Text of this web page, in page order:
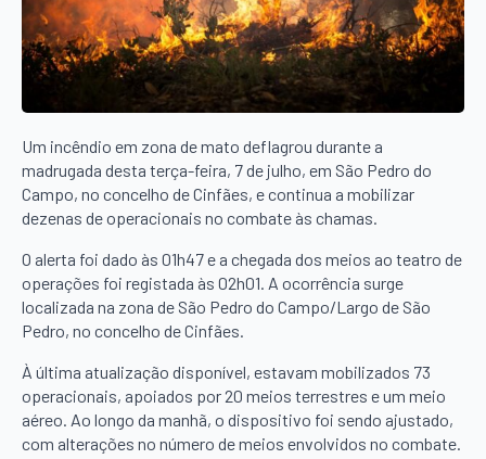
Um incêndio em zona de mato deflagrou durante a
madrugada desta terça-feira, 7 de julho, em São Pedro do
Campo, no concelho de Cinfães, e continua a mobilizar
dezenas de operacionais no combate às chamas.
O alerta foi dado às 01h47 e a chegada dos meios ao teatro de
operações foi registada às 02h01. A ocorrência surge
localizada na zona de São Pedro do Campo/Largo de São
Pedro, no concelho de Cinfães.
À última atualização disponível, estavam mobilizados 73
operacionais, apoiados por 20 meios terrestres e um meio
aéreo. Ao longo da manhã, o dispositivo foi sendo ajustado,
com alterações no número de meios envolvidos no combate.